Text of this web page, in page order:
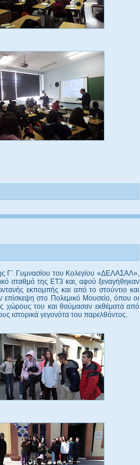
Γ΄ Γυμνασίου του Κολεγίου «ΔΕΛΑΣΑΛ»,
σταθμό της ΕΤ3 και, αφού ξεναγήθηκαν
εκπομπής και από το στούντιο και
στο Πολεμικό Μουσείο, όπου οι
χώρους του και θαύμασαν εκθέματα από
ιστορικά γεγονότα του παρελθόντος.